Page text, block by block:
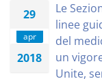
29
apr
2018
Le
linee
del
un
Unite,